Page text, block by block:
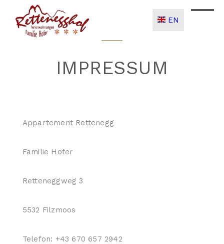
EN
IMPRESSUM
Appartement Rettenegg
Familie Hofer
Retteneggweg 3
5532 Filzmoos
Telefon: +43 670 657 2942